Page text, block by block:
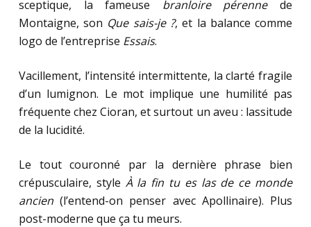
sceptique, la fameuse branloire pérennede
Montaigne, son Que sais-je ?, et la balance comme
logo de l’entreprise Essais.
Vacillement, l’intensité intermittente, la clarté fragile
d’un lumignon. Le mot implique une humilité pas
fréquente chez Cioran, et surtout un aveu : lassitude
de la lucidité.
Le tout couronné par la dernière phrase bien
crépusculaire, style À la fin tu es las de ce monde
ancien(l’entend-on penser avec Apollinaire). Plus
post-moderne que ça tu meurs.